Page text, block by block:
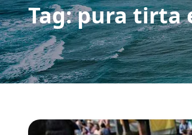
Tag:pura tirta